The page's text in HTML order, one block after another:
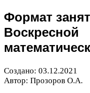
Формат
Воскресной
Создано: 03.12.2021
Автор: Прозоров О.А.